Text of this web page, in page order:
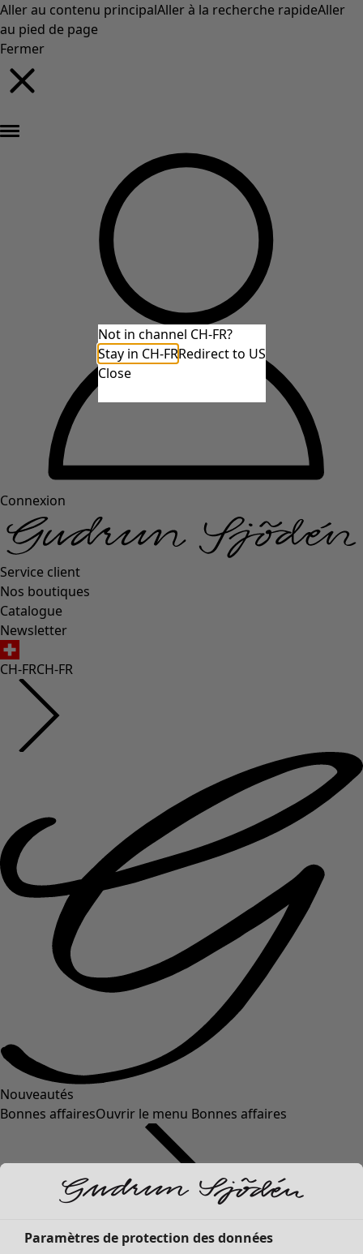
Aller au contenu principalAller à la recherche rapideAller
au pied de page
Fermer
Connexion
Service client
Nos boutiques
Catalogue
Newsletter
CH-FRCH-FR
Nouveautés
Bonnes affairesOuvrir le menu Bonnes affaires
Not in channel CH-FR?
Stay in CH-FRRedirect to US
Close
Paramètres de protection des données